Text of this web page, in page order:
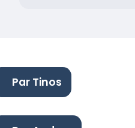
Par Tinos